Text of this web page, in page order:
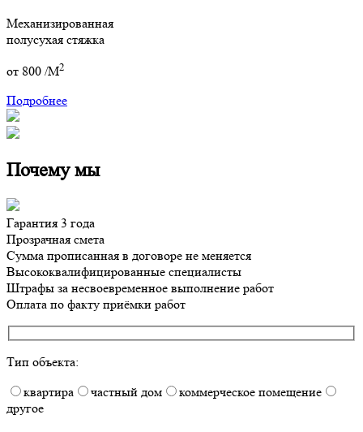
Механизированная
полусухая стяжка
от 800 /M2
Подробнее
Почему мы
Гарантия 3 года
Прозрачная смета
Сумма прописанная в договоре не меняется
Высококвалифицированные специалисты
Штрафы за несвоевременное выполнение работ
Оплата по факту приёмки работ
Тип объекта:
квартира
частный дом
коммерческое помещение
другое